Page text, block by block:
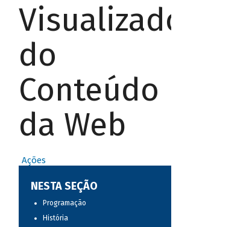
Visualizador
do
Conteúdo
da Web
Ações
NESTA SEÇÃO
Programação
História